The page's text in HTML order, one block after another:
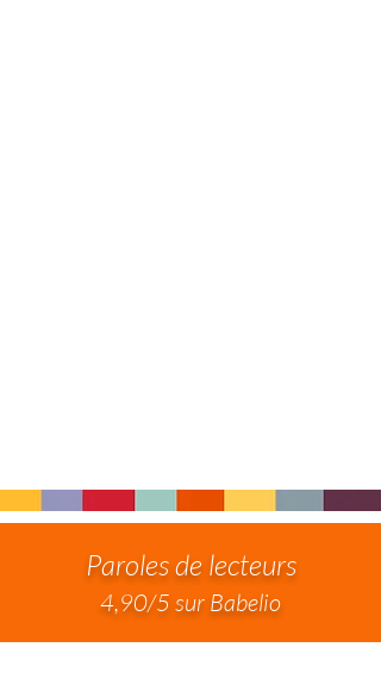
Paroles de lecteurs
4,90/5 sur Babelio